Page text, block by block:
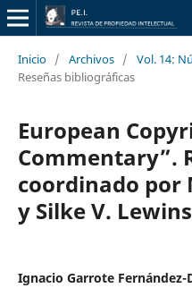
Inicio / Archivos / Vol. 14:
Reseñas bibliográficas
European
Commentary”.
coordinado por
y Silke V.
Ignacio Garrote Fernández-